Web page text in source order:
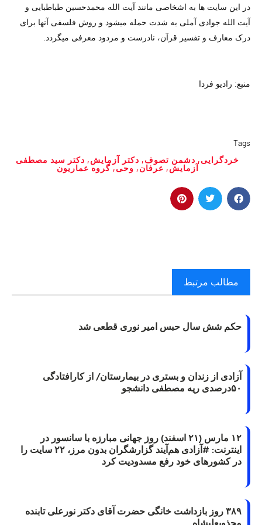
در اين سايت ها به اشخاصی مانند آيت الله محمدحسين طباطبايی و
آيت الله جوادی آملی به شدت حمله ميشود و روش فلسفی آنها برای
درک معارف و تفسير قرآن، نادرست و مردود معرفی ميگردد.
منبع: رادیو فردا
Tags
خردگرایی, دشمن تصوف, دکتر آزمایش, دکتر سید مصطفی
آزمایش, عرفان, وحی,گروه عماریون
مطالب مرتبط
حکم شش سال حبس امیر نوری قطعی شد
آزادی از زندان و بستری در بیمارستان/ از کارافتادگی
۵۰درصدی ریه مصطفی دانشجو
۱۲ مارس (۲۱ اسفند) روز جهانی مبارزه با سانسور در
اینترنت: #آزادی هم‌آیند گزارشگران‌ بدون مرز، ۲۲ سایت را
در کشورهای خود رفع مسدودیت کرد
۳۸۹ روز بازداشت خانگی حضرت آقای دکتر نورعلی تابنده